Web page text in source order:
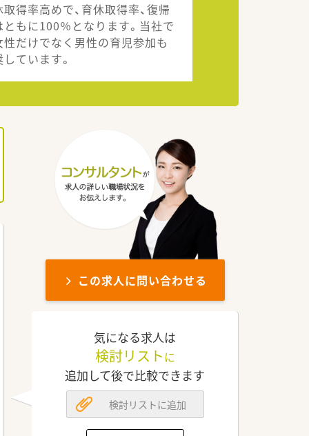
取得率高めで、育休取得率、復帰
ともに100％となります。当社で
性だけでなく男性の育児参加も
ています。
この求人に問い合わせる
気になる求人は
検討リスト に
追加して後で比較できます
検討リストに追加